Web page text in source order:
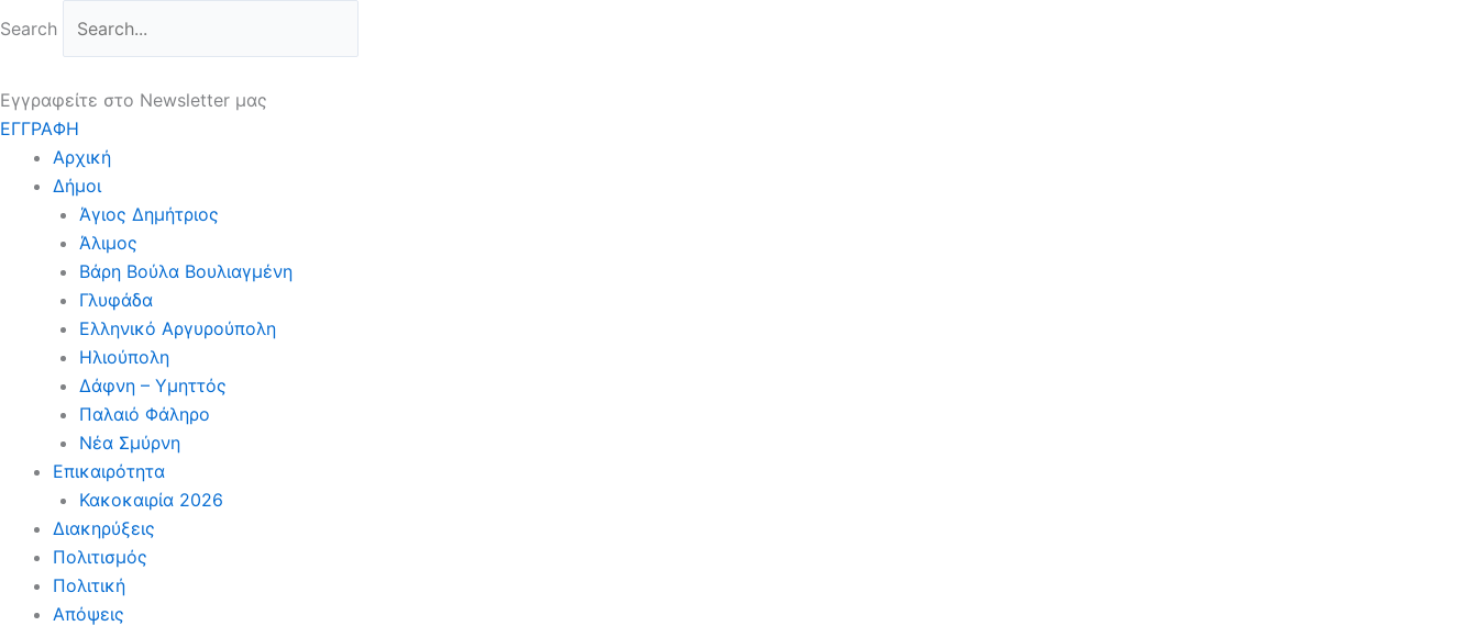
στο
Search
Εγγραφείτε στο Newsletter μας
ΕΓΓΡΑΦΗ
Αρχική
Δήμοι
Άγιος Δημήτριος
Άλιμος
Βάρη Βούλα Βουλιαγμένη
Γλυφάδα
Ελληνικό Αργυρούπολη
Ηλιούπολη
Δάφνη – Υμηττός
Παλαιό Φάληρο
Νέα Σμύρνη
Επικαιρότητα
Κακοκαιρία 2026
Διακηρύξεις
Πολιτισμός
Πολιτική
Απόψεις